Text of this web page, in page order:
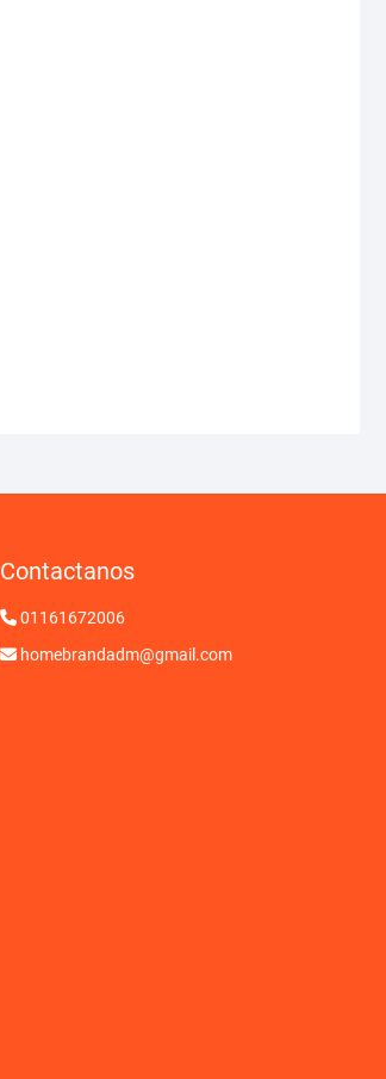
Contactanos
01161672006
homebrandadm@gmail.com